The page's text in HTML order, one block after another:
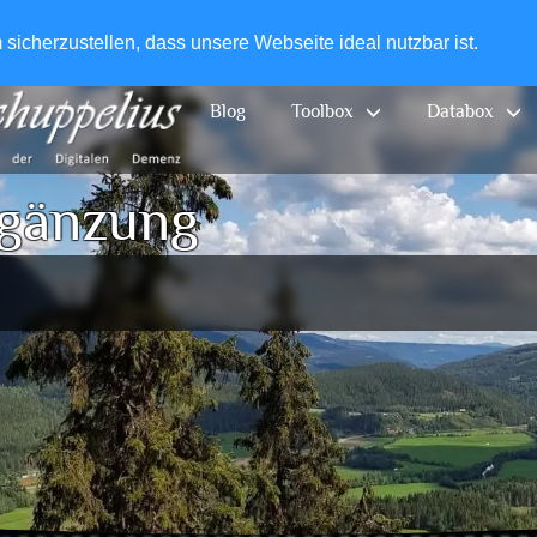
dass unsere Webseite ideal nutzbar ist.
Blog Toolbox Databox